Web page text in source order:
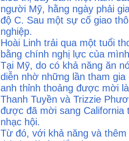
người Mỹ, hằng ngày phải
độ C. Sau một sự cố giao
nghiệp.
Hoài Linh trải qua một tuổi
bằng chính nghị lực của mình
Tại Mỹ, do có khả năng ăn
diễn nhờ những lần tham
anh thỉnh thoảng được mời
Thanh Tuyền và Trizzie
được đã mời sang
nhạc hội.
Từ đó, với khả năng và